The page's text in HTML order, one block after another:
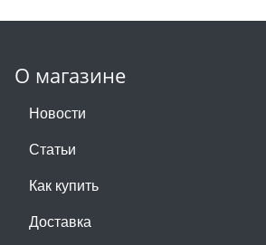
О магазине
Новости
Статьи
Как купить
Доставка